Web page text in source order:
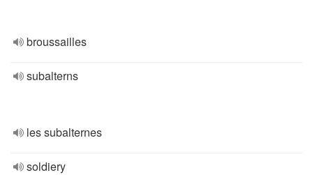
broussailles
subalterns
les subalternes
soldiery